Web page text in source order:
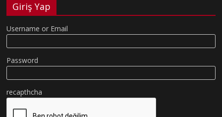
Giriş Yap
Username or Email
Password
recapthcha